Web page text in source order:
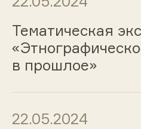
Тематическая
в прошлое»
22.05.2024